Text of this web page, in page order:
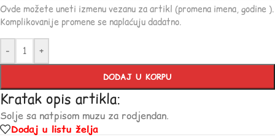
Ovde možete uneti izmenu vezanu za artikl (promena imena, godine ).
Komplikovanije promene se naplaćuju dadatno.
- +
DODAJ U KORPU
Kratak opis artikla:
Solje sa natpisom muzu za rodjendan.
Dodaj u listu želja